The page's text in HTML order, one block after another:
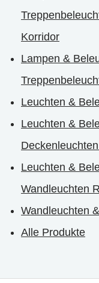
Korridor
Lampen &
Leuchten &
Leuchten &
Leuchten &
Wandleuchten
Wandleuchten
Alle Produkte